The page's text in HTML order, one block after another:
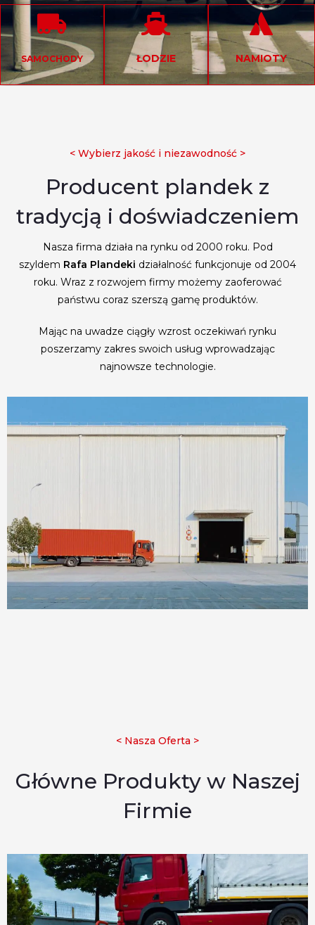
SAMOCHODY ŁODZIE NAMIOTY
< Wybierz jakość i niezawodność >
Producent plandek z
tradycją i doświadczeniem
Nasza firma działa na rynku od 2000 roku. Pod
szyldem Rafa Plandeki działalność funkcjonuje od 2004
roku. Wraz z rozwojem firmy możemy zaoferować
państwu coraz szerszą gamę produktów.
Mając na uwadze ciągły wzrost oczekiwań rynku
poszerzamy zakres swoich usług wprowadzając
najnowsze technologie.
< Nasza Oferta >
Główne Produkty w Naszej
Firmie